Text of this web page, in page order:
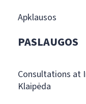
Apklausos
PASLAUGOS
Consultations at
Klaipėda